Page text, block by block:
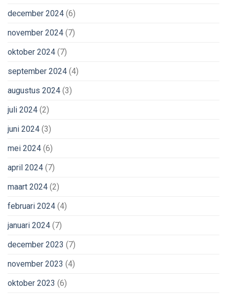
december 2024 (6)
november 2024 (7)
oktober 2024 (7)
september 2024 (4)
augustus 2024 (3)
juli 2024 (2)
juni 2024 (3)
mei 2024 (6)
april 2024 (7)
maart 2024 (2)
februari 2024 (4)
januari 2024 (7)
december 2023 (7)
november 2023 (4)
oktober 2023 (6)